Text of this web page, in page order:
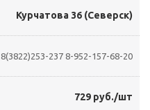
Курчатова 36 (Северск)
8(3822)253-237 8-952-157-68-20
729 руб./шт